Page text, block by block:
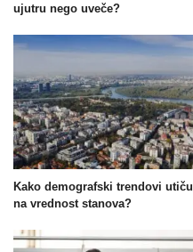
ujutru nego uveče?
Kako demografski trendovi utiču
na vrednost stanova?